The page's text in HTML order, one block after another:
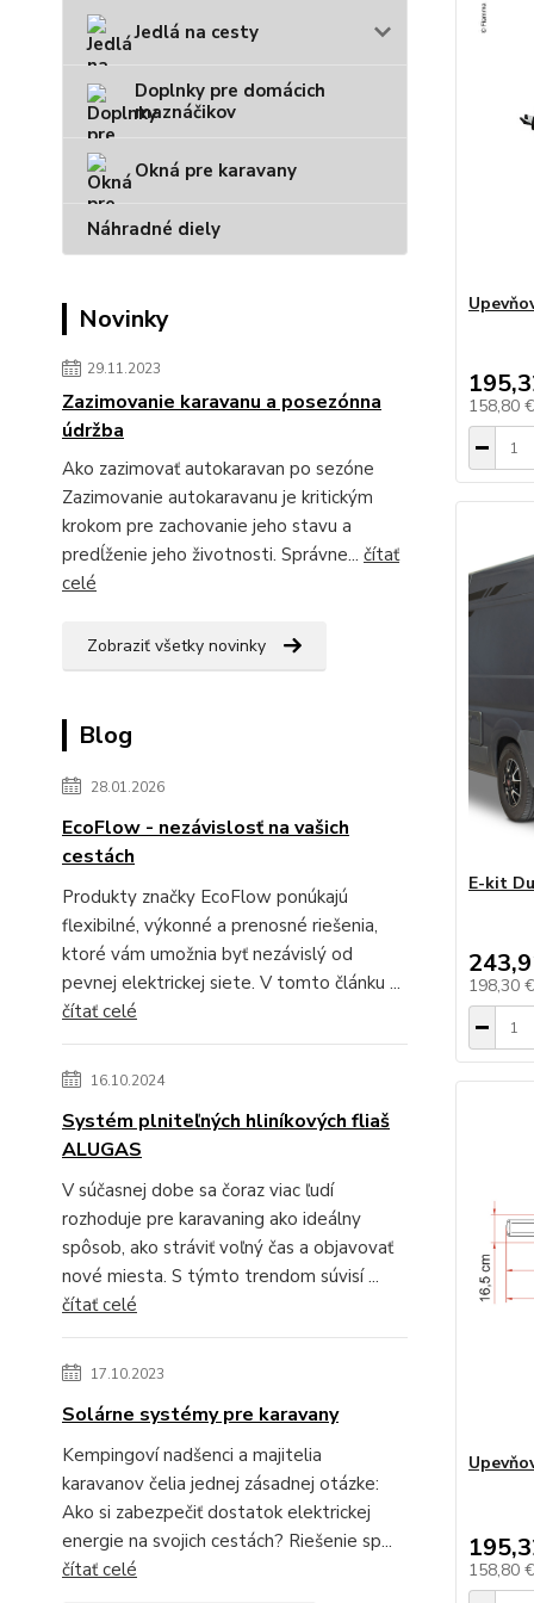
Jedlá na cesty
Doplnky pre domácich
maznáčikov
Okná pre karavany
Náhradné diely
Novinky
29.11.2023
Zazimovanie karavanu a posezónna
údržba
Ako zazimovať autokaravan po sezóne
Zazimovanie autokaravanu je kritickým
krokom pre zachovanie jeho stavu a
predĺženie jeho životnosti. Správne... čítať
celé
Zobraziť všetky novinky
Blog
28.01.2026
EcoFlow - nezávislosť na vašich
cestách
Produkty značky EcoFlow ponúkajú
flexibilné, výkonné a prenosné riešenia,
ktoré vám umožnia byť nezávislý od
pevnej elektrickej siete. V tomto článku ...
čítať celé
16.10.2024
Systém plniteľných hliníkových fliaš
ALUGAS
V súčasnej dobe sa čoraz viac ľudí
rozhoduje pre karavaning ako ideálny
spôsob, ako stráviť voľný čas a objavovať
nové miesta. S týmto trendom súvisí ...
čítať celé
17.10.2023
Solárne systémy pre karavany
Kempingoví nadšenci a majitelia
karavanov čelia jednej zásadnej otázke:
Ako si zabezpečiť dostatok elektrickej
energie na svojich cestách? Riešenie sp...
čítať celé
158,80
E-kit
198,30
158,80